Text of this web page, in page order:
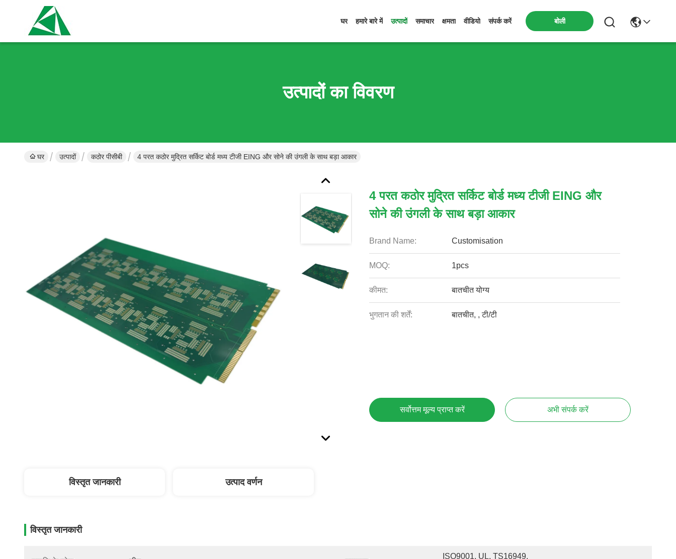
घर हमारे बारे में उत्पादों समाचार क्षमता वीडियो संपर्क करें बोली
उत्पादों का विवरण
घर उत्पादों कठोर पीसीबी 4 परत कठोर मुद्रित सर्किट बोर्ड मध्य टीजी EING और सोने की उंगली के साथ बड़ा आकार
4 परत कठोर मुद्रित सर्किट बोर्ड मध्य टीजी EING और
सोने की उंगली के साथ बड़ा आकार
Brand Name: Customisation
MOQ: 1pcs
कीमत: बातचीत योग्य
भुगतान की शर्तें: बातचीत, , टी/टी
सर्वोत्तम मूल्य प्राप्त करें अभी संपर्क करें
विस्तृत जानकारी उत्पाद वर्णन
विस्तृत जानकारी
ISO9001, UL, TS16949,